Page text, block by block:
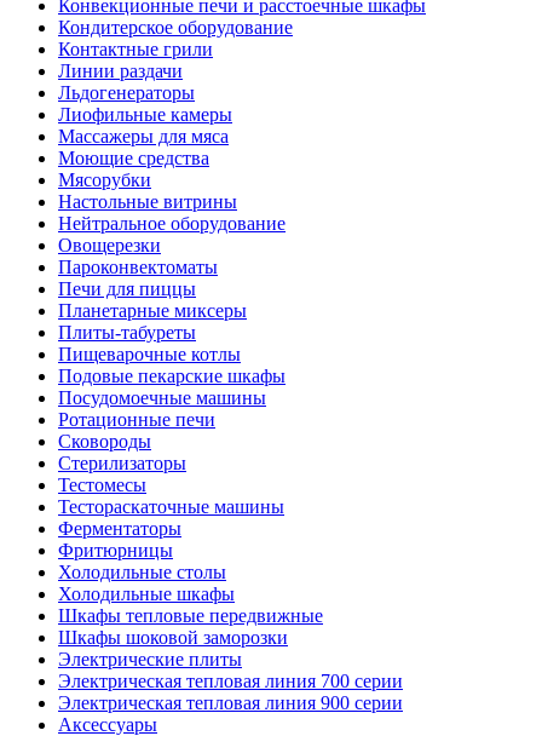
Конвекционные печи и расстоечные шкафы
Кондитерское оборудование
Контактные грили
Линии раздачи
Льдогенераторы
Лиофильные камеры
Массажеры для мяса
Моющие средства
Мясорубки
Настольные витрины
Нейтральное оборудование
Овощерезки
Пароконвектоматы
Печи для пиццы
Планетарные миксеры
Плиты-табуреты
Пищеварочные котлы
Подовые пекарские шкафы
Посудомоечные машины
Ротационные печи
Сковороды
Стерилизаторы
Тестомесы
Тестораскаточные машины
Ферментаторы
Фритюрницы
Холодильные столы
Холодильные шкафы
Шкафы тепловые передвижные
Шкафы шоковой заморозки
Электрические плиты
Электрическая тепловая линия 700 серии
Электрическая тепловая линия 900 серии
Аксессуары